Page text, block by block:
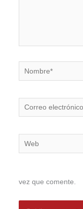
Nombre*
Correo
electrónico*
Web
vez que comente.